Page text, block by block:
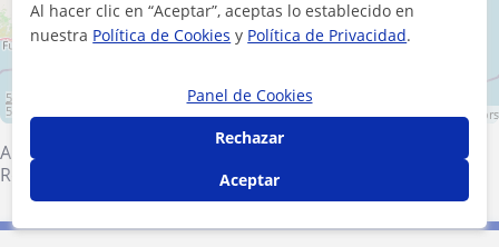
50 km
50 mi
Leaflet| ©OpenStreetMapcontributors
Almería (Ciudad)
·
Roquetas de Mar
Al hacer clic en “Aceptar”, aceptas lo establecido en
nuestra Política de Cookies y Política de Privacidad.
Panel de Cookies
Rechazar
Aceptar